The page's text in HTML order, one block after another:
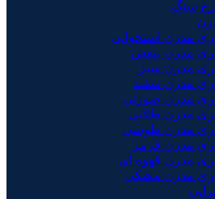
سنگ
مدرن استخوانی
مدرن بنفش
مدرن سبز
مدرن سفید
مدرن صورتی
مدرن طلایی
مدرن طوسی
مدرن قرمز
مدرن قهوه ای
مدرن مشکی